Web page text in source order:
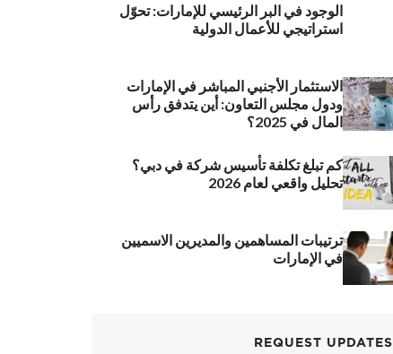
الوجود في البر الرئيسي للإمارات: تحوّل
استراتيجي للأعمال الدولية
الاستثمار الأجنبي المباشر في الإمارات
ودول مجلس التعاون: أين يتدفق رأس
المال في 2025؟
كم تبلغ تكلفة تأسيس شركة في دبي؟
تحليل واقعي لعام 2026
ترتيبات المساهمين والمديرين الاسميين
في الإمارات
REQUEST UPDATES